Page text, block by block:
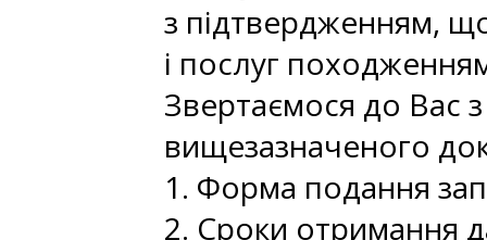
з підтвердженням,
і послуг
Звертаємося до Вас
вищезазначеного
1. Форма подання
2. Сроки отримання